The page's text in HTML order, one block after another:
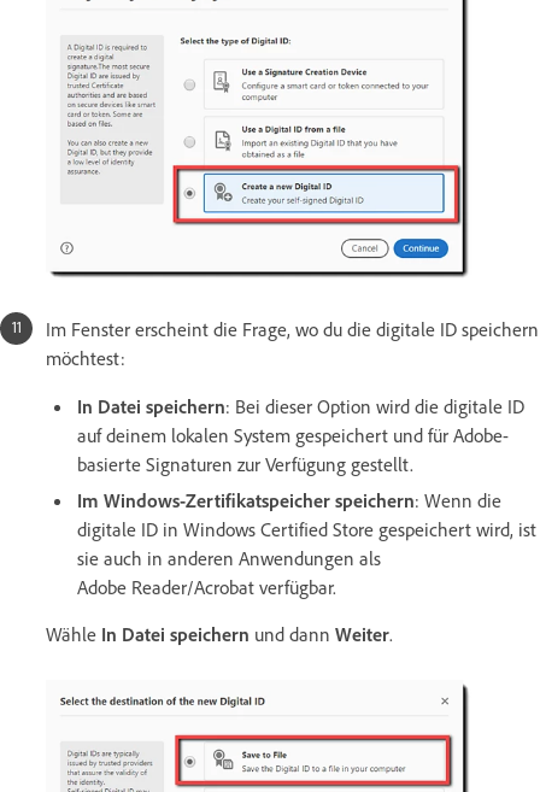
Im Fenster erscheint die Frage, wo du die digitale ID speichern
möchtest:
In Datei speichern: Bei dieser Option wird die digitale ID
auf deinem lokalen System gespeichert und für Adobe-
basierte Signaturen zur Verfügung gestellt.
Im Windows-Zertifikatspeicher speichern: Wenn die
digitale ID in Windows Certified Store gespeichert wird, ist
sie auch in anderen Anwendungen als
Adobe Reader/Acrobat verfügbar.
Wähle In Datei speichern und dann Weiter.